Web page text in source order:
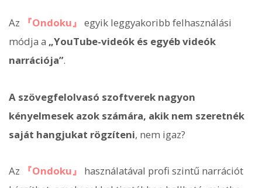
Az 『Ondoku』 egyik leggyakoribb felhasználási
módja a „YouTube-videók és egyéb videók
narrációja”.
A szövegfelolvasó szoftverek nagyon
kényelmesek azok számára, akik nem szeretnék
saját hangjukat rögzíteni, nem igaz?
Az 『Ondoku』
használatával profi szintű narrációt